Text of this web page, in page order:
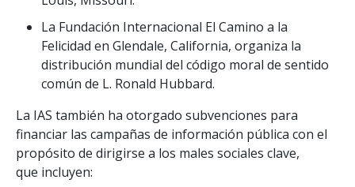
La Fundación Internacional El Camino a la
Felicidad en Glendale, California, organiza la
distribución mundial del código moral de sentido
común de L. Ronald Hubbard.
La IAS también ha otorgado subvenciones para
financiar las campañas de información pública con el
propósito de dirigirse a los males sociales clave,
que incluyen: